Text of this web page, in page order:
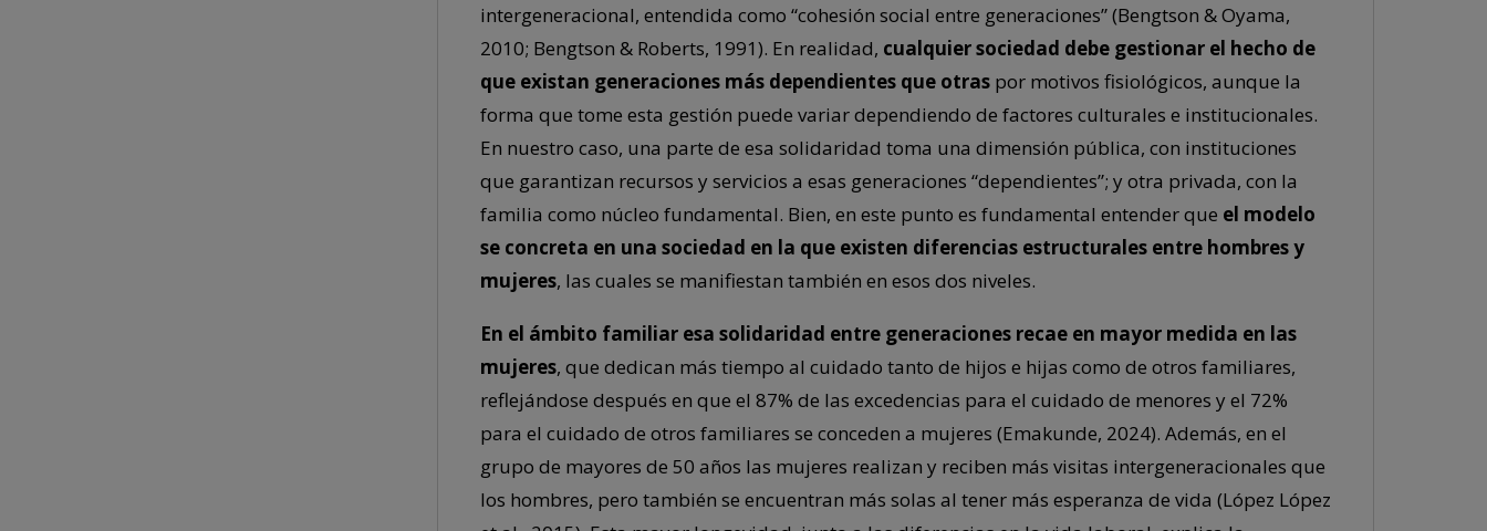
intergeneracional, entendida como “cohesión social entre generaciones” (Bengtson & Oyama,
2010; Bengtson & Roberts, 1991). En realidad, cualquier sociedad debe gestionar el hecho de
que existan generaciones más dependientes que otraspor motivos fisiológicos, aunque la
forma que tome esta gestión puede variar dependiendo de factores culturales e institucionales.
En nuestro caso, una parte de esa solidaridad toma una dimensión pública, con instituciones
que garantizan recursos y servicios a esas generaciones “dependientes”; y otra privada, con la
familia como núcleo fundamental. Bien, en este punto es fundamental entender que el modelo
se concreta en una sociedad en la que existen diferencias estructurales entre hombres y
mujeres, las cuales se manifiestan también en esos dos niveles.
En el ámbito familiar esa solidaridad entre generaciones recae en mayor medida en las
mujeres, que dedican más tiempo al cuidado tanto de hijos e hijas como de otros familiares,
reflejándose después en que el 87% de las excedencias para el cuidado de menores y el 72%
para el cuidado de otros familiares se conceden a mujeres (Emakunde, 2024). Además, en el
grupo de mayores de 50 años las mujeres realizan y reciben más visitas intergeneracionales que
los hombres, pero también se encuentran más solas al tener más esperanza de vida (López López